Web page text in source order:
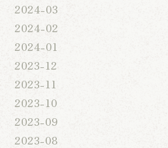
2024-03
2024-02
2024-01
2023-12
2023-11
2023-10
2023-09
2023-08